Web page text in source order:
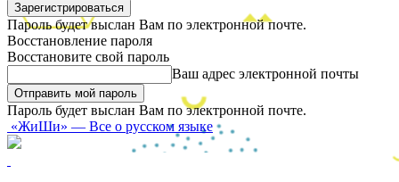
Пароль будет выслан Вам по электронной почте.
Восстановление пароля
Восстановите свой пароль
Ваш адрес электронной почты
Пароль будет выслан Вам по электронной почте.
«ЖиШи» — Все о русском языке